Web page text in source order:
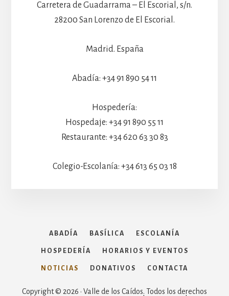
Carretera de Guadarrama – El Escorial, s/n.
28200 San Lorenzo de El Escorial.
Madrid. España
Abadía: +34 91 890 54 11
Hospedería:
Hospedaje: +34 91 890 55 11
Restaurante: +34 620 63 30 83
Colegio-Escolanía: +34 613 65 03 18
ABADÍA BASÍLICA ESCOLANÍA
HOSPEDERÍA HORARIOS Y EVENTOS
NOTICIAS DONATIVOS CONTACTA
Copyright © 2026 · Valle de los Caídos. Todos los derechos